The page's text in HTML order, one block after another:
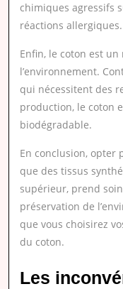
chimiques agressifs
réactions allergiques.
Enfin, le coton est
l’environnement.
qui nécessitent des
production, le coton
biodégradable.
En conclusion, opter
que des tissus
supérieur, prend
préservation de
que vous choisirez
du coton.
Les